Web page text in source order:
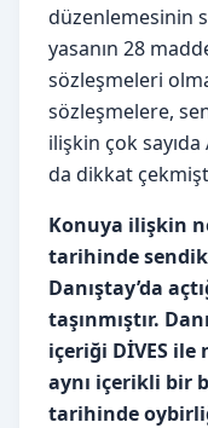
düzenlemesinin
yasanın 28
sözleşmeleri
sözleşmelere,
ilişkin çok
da dikkat
Konuya ilişkin
tarihinde
Danıştay’da
taşınmıştır.
içeriği DİVES
aynı içerikli bir
tarihinde